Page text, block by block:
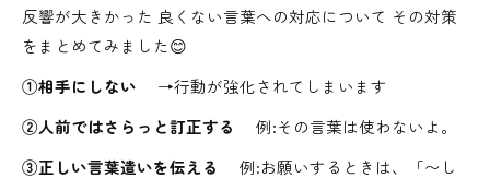
反響が大きかった 良くない言葉への対応について その対策
をまとめてみました😊
①相手にしない →行動が強化されてしまいます
②人前ではさらっと訂正する
例:その言葉は使わないよ。
③正しい言葉遣いを伝える
例:お願いするときは、「〜し